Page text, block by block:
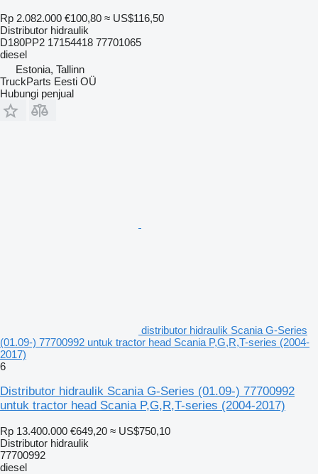
Rp 2.082.000 €100,80 ≈ US$116,50
Distributor hidraulik
D180PP2 17154418 77701065
diesel
Estonia, Tallinn
TruckParts Eesti OÜ
Hubungi penjual
distributor hidraulik Scania G-Series
(01.09-) 77700992 untuk tractor head Scania P,G,R,T-series (2004-
2017)
6
Distributor hidraulik Scania G-Series (01.09-) 77700992
untuk tractor head Scania P,G,R,T-series (2004-2017)
Rp 13.400.000 €649,20 ≈ US$750,10
Distributor hidraulik
77700992
diesel